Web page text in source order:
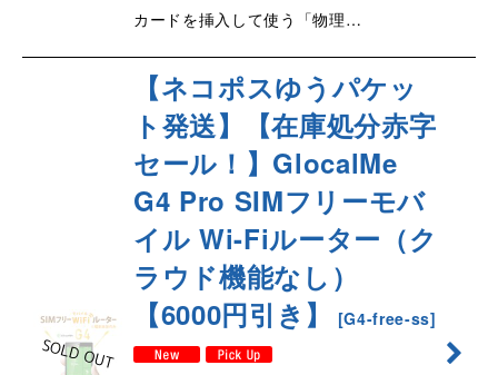
カードを挿入して使う「物理…
【ネコポスゆうパケッ
ト発送】【在庫処分赤字
セール！】GlocalMe
G4 Pro SIMフリーモバ
イル Wi-Fiルーター（ク
ラウド機能なし）
【6000円引き】
[G4-free-ss]